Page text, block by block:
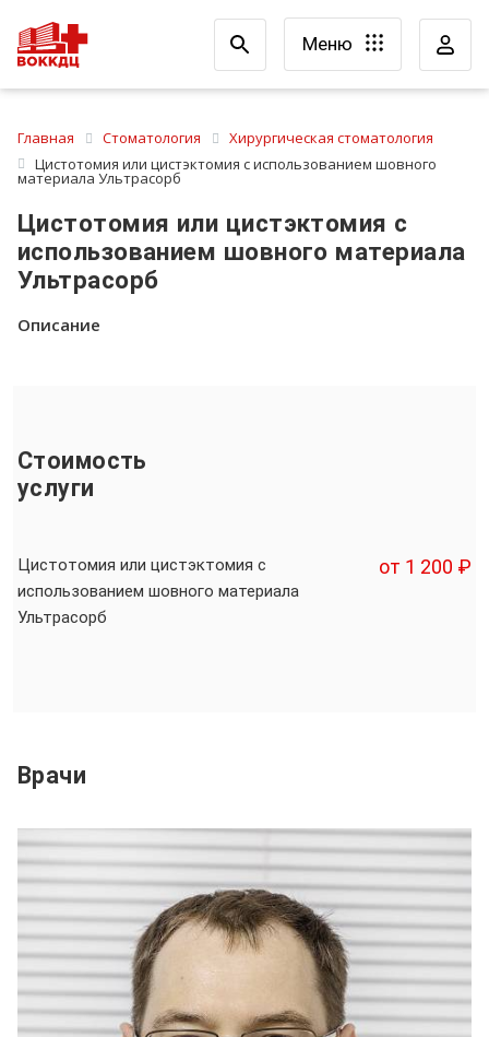
Меню
Главная Стоматология
Хирургическая стоматология
Цистотомия или цистэктомия с использованием шовного
материала Ультрасорб
Цистотомия или цистэктомия с
использованием шовного материала
Ультрасорб
Описание
Стоимость
услуги
Цистотомия или цистэктомия с
использованием шовного материала
Ультрасорб
от 1 200 ₽
Врачи